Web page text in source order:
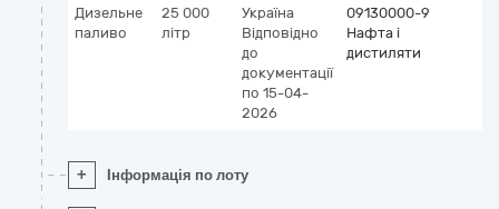
Дизельне
паливо
25 000
літр
Україна
Відповідно
до
документації
по 15-04-
2026
09130000-9
Нафта і
дистиляти
+ Інформація по лоту